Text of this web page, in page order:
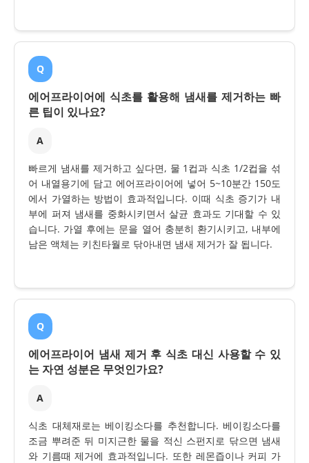
Q
에어프라이어에 식초를 활용해 냄새를 제거하는 빠
른 팁이 있나요?
A
빠르게 냄새를 제거하고 싶다면, 물 1컵과 식초 1/2컵을 섞
어 내열용기에 담고 에어프라이어에 넣어 5~10분간 150도
에서 가열하는 방법이 효과적입니다. 이때 식초 증기가 내
부에 퍼져 냄새를 중화시키면서 살균 효과도 기대할 수 있
습니다. 가열 후에는 문을 열어 충분히 환기시키고, 내부에
남은 액체는 키친타월로 닦아내면 냄새 제거가 잘 됩니다.
Q
에어프라이어 냄새 제거 후 식초 대신 사용할 수 있
는 자연 성분은 무엇인가요?
A
식초 대체재로는 베이킹소다를 추천합니다. 베이킹소다를
조금 뿌려준 뒤 미지근한 물을 적신 스펀지로 닦으면 냄새
와 기름때 제거에 효과적입니다. 또한 레몬즙이나 커피 가